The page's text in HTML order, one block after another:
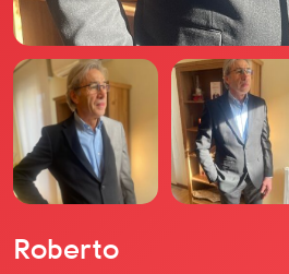
Facebook
YouTube
Instagram
TikTok
Roberto